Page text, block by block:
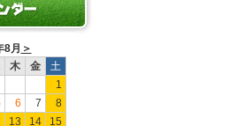
8月 ＞
木 金
土
1
6 7
8
13 14
15